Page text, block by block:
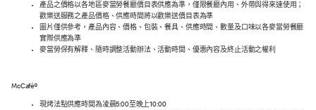
產品之價格以各地區麥當勞餐廳價目表供應為準，僅限餐廳內用、外帶與得來速使用；
歡樂送服務之產品價格、供應時間將以歡樂送價目表為準
圖片僅供參考，產品內容、價格、包裝、餐具、供應時間、數量及口味以各麥當勞餐廳
實際供應為準
麥當勞保有解釋、隨時調整活動辦法、活動時間、優惠內容及終止活動之權利
McCafé®
現烤法點供應時間為凌晨5:00至晚上10:00